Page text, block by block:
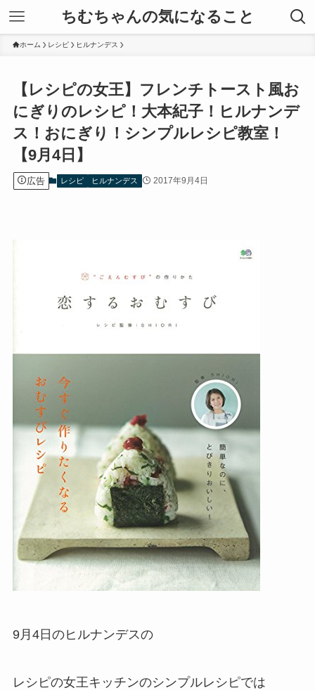
ちむちゃんの気になること
ホーム レシピ ヒルナンデス
【レシピの女王】フレンチトースト風お
にぎりのレシピ！大本紀子！ヒルナンデ
ス！おにぎり！シンプルレシピ教室！
【9月4日】
広告 レシピ ヒルナンデス 2017年9月4日
9月4日のヒルナンデスの
レシピの女王キッチンのシンプルレシピでは